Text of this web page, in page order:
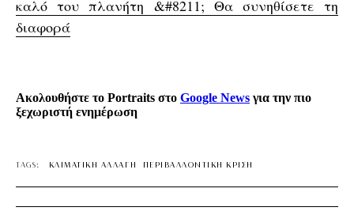
καλό του πλανήτη &#8211; Θα συνηθίσετε τη
διαφορά
Ακολουθήστε το Portraits στο Google News για την πιο
ξεχωριστή ενημέρωση
TAGS: ΚΛΙΜΑΤΙΚΗ ΑΛΛΑΓΗ ΠΕΡΙΒΑΛΛΟΝΤΙΚΗ ΚΡΙΣΗ